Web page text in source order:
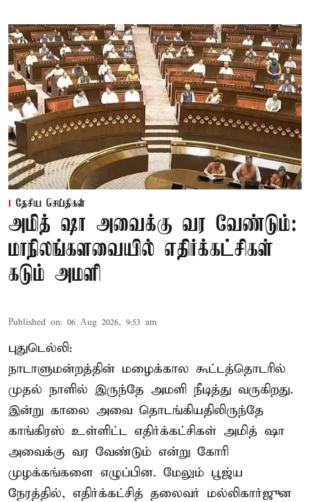
தேசிய செய்திகள்
அமித் ஷா அவைக்கு வர வேண்டும்:
மாநிலங்களவையில் எதிர்க்கட்சிகள்
கடும் அமளி
Published on: 06 Aug 2026, 9:53 am
புதுடெல்லி:
நாடாளுமன்றத்தின் மழைக்கால கூட்டத்தொடரில்
முதல் நாளில் இருந்தே அமளி நீடித்து வருகிறது.
இன்று காலை அவை தொடங்கியதிலிருந்தே
காங்கிரஸ் உள்ளிட்ட எதிர்க்கட்சிகள் அமித் ஷா
அவைக்கு வர வேண்டும் என்று கோரி
முழக்கங்களை எழுப்பின. மேலும் பூஜ்ய
நேரத்தில், எதிர்க்கட்சித் தலைவர் மல்லிகார்ஜுன